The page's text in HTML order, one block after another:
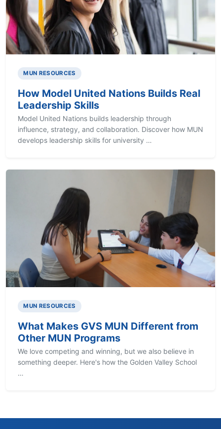
MUN RESOURCES
How Model United Nations Builds Real
Leadership Skills
Model United Nations builds leadership through
influence, strategy, and collaboration. Discover how MUN
develops leadership skills for university …
MUN RESOURCES
What Makes GVS MUN Different from
Other MUN Programs
We love competing and winning, but we also believe in
something deeper. Here's how the Golden Valley School
…